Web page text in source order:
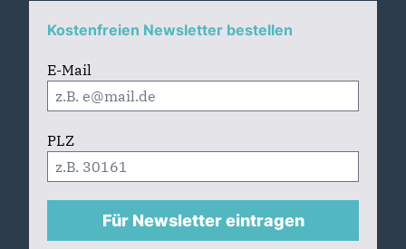
Kostenfreien Newsletter bestellen
E-Mail
PLZ
Für Newsletter eintragen